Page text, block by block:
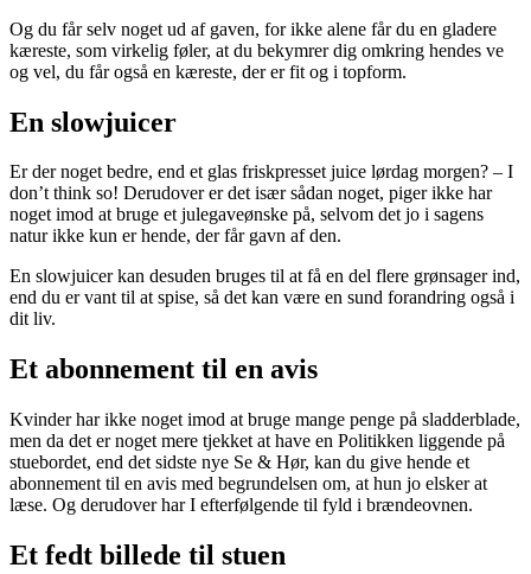
Og du får selv noget ud af gaven, for ikke alene får du en gladere
kæreste, som virkelig føler, at du bekymrer dig omkring hendes ve
og vel, du får også en kæreste, der er fit og i topform.
En slowjuicer
Er der noget bedre, end et glas friskpresset juice lørdag morgen? – I
don’t think so! Derudover er det især sådan noget, piger ikke har
noget imod at bruge et julegaveønske på, selvom det jo i sagens
natur ikke kun er hende, der får gavn af den.
En slowjuicer kan desuden bruges til at få en del flere grønsager ind,
end du er vant til at spise, så det kan være en sund forandring også i
dit liv.
Et abonnement til en avis
Kvinder har ikke noget imod at bruge mange penge på sladderblade,
men da det er noget mere tjekket at have en Politikken liggende på
stuebordet, end det sidste nye Se & Hør, kan du give hende et
abonnement til en avis med begrundelsen om, at hun jo elsker at
læse. Og derudover har I efterfølgende til fyld i brændeovnen.
Et fedt billede til stuen